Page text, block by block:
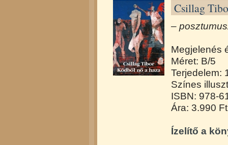
Csillag
–
Megjelenés
Méret: B/5
Terjedelem:
Színes
ISBN: 978-
Ára: 3.990 Ft
Ízelítő a